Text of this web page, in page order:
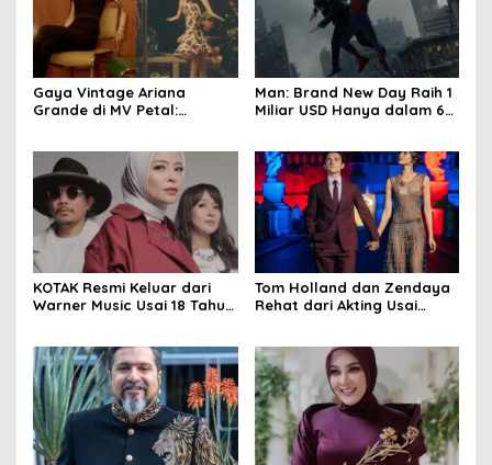
Gaya Vintage Ariana
Grande di MV Petal:
Man: Brand New Day Raih 1
Miliar USD Hanya dalam 6
KOTAK Resmi Keluar dari
Warner Music Usai 18 Tahun
Tom Holland dan Zendaya
Rehat dari Akting Usai